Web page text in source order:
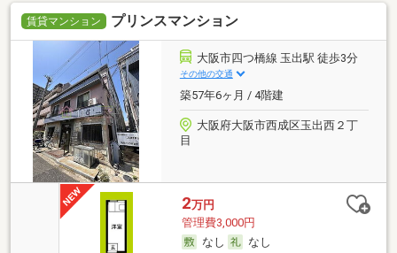
賃貸マンション プリンスマンション
大阪市四つ橋線 玉出駅 徒歩3分
その他の交通
築57年6ヶ月 / 4階建
大阪府大阪市西成区玉出西２丁
目
2万円
管理費3,000円
なし
なし